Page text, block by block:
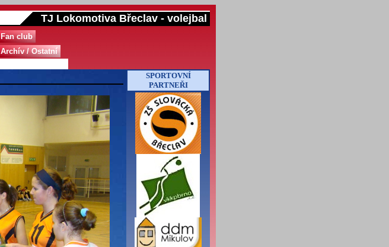
TJ Lokomotiva Břeclav - volejbal
Fan club
Archív / Ostatní
SPORTOVNÍ
PARTNEŘI